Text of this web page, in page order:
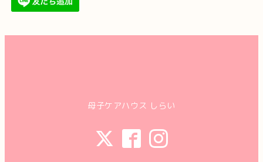
母子ケアハウス しらい